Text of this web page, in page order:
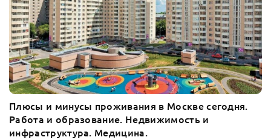
Плюсы и минусы проживания в Москве сегодня.
Работа и образование. Недвижимость и
инфраструктура. Медицина.